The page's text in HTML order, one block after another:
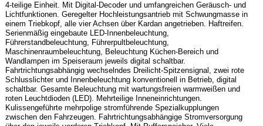
4-teilige Einheit. Mit Digital-Decoder und umfangreichen Geräusch- und
Lichtfunktionen. Geregelter Hochleistungsantrieb mit Schwungmasse in
einem Triebkopf, alle vier Achsen über Kardan angetrieben. Haftreifen.
Serienmäßig eingebaute LED-Innenbeleuchtung,
Führerstandbeleuchtung, Führerpultbeleuchtung,
Maschinenraumbeleuchtung, Beleuchtung Küchen-Bereich und
Wandlampen im Speiseraum jeweils digital schaltbar.
Fahrtrichtungsabhängig wechselndes Dreilicht-Spitzensignal, zwei rote
Schlusslichter und Innenbeleuchtung konventionell in Betrieb, digital
schaltbar. Gesamte Beleuchtung mit wartungsfreien warmweißen und
roten Leuchtdioden (LED). Mehrteilige Inneneinrichtungen.
Kulissengeführte mehrpolige stromführende Spezialkupplungen
zwischen den Fahrzeugen. Fahrtrichtungsabhängige Stromversorgung